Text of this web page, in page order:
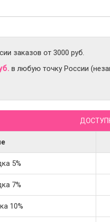
заказов от 3000 руб.
в любую точку России
5%
7%
10%